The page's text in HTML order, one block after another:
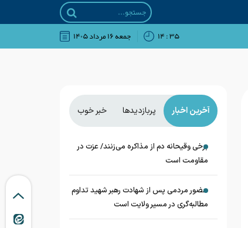
۳۵ : ۱۴ جمعه ۱۶ مرداد ۱۴۰۵
آخرین اخبار پربازدیدها خبر خوب
برخی وقیحانه دم از مذاکره می‌زنند/ عزت در
مقاومت است
حضور مردمی پس از شهادت رهبر شهید تداوم
مطالبه‌گری در مسیر ولایت است